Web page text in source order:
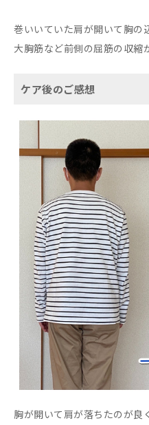
巻いいていた肩が開いて胸の
大胸筋など前側の屈筋の収縮
ケア後のご感想
胸が開いて肩が落ちたのが良